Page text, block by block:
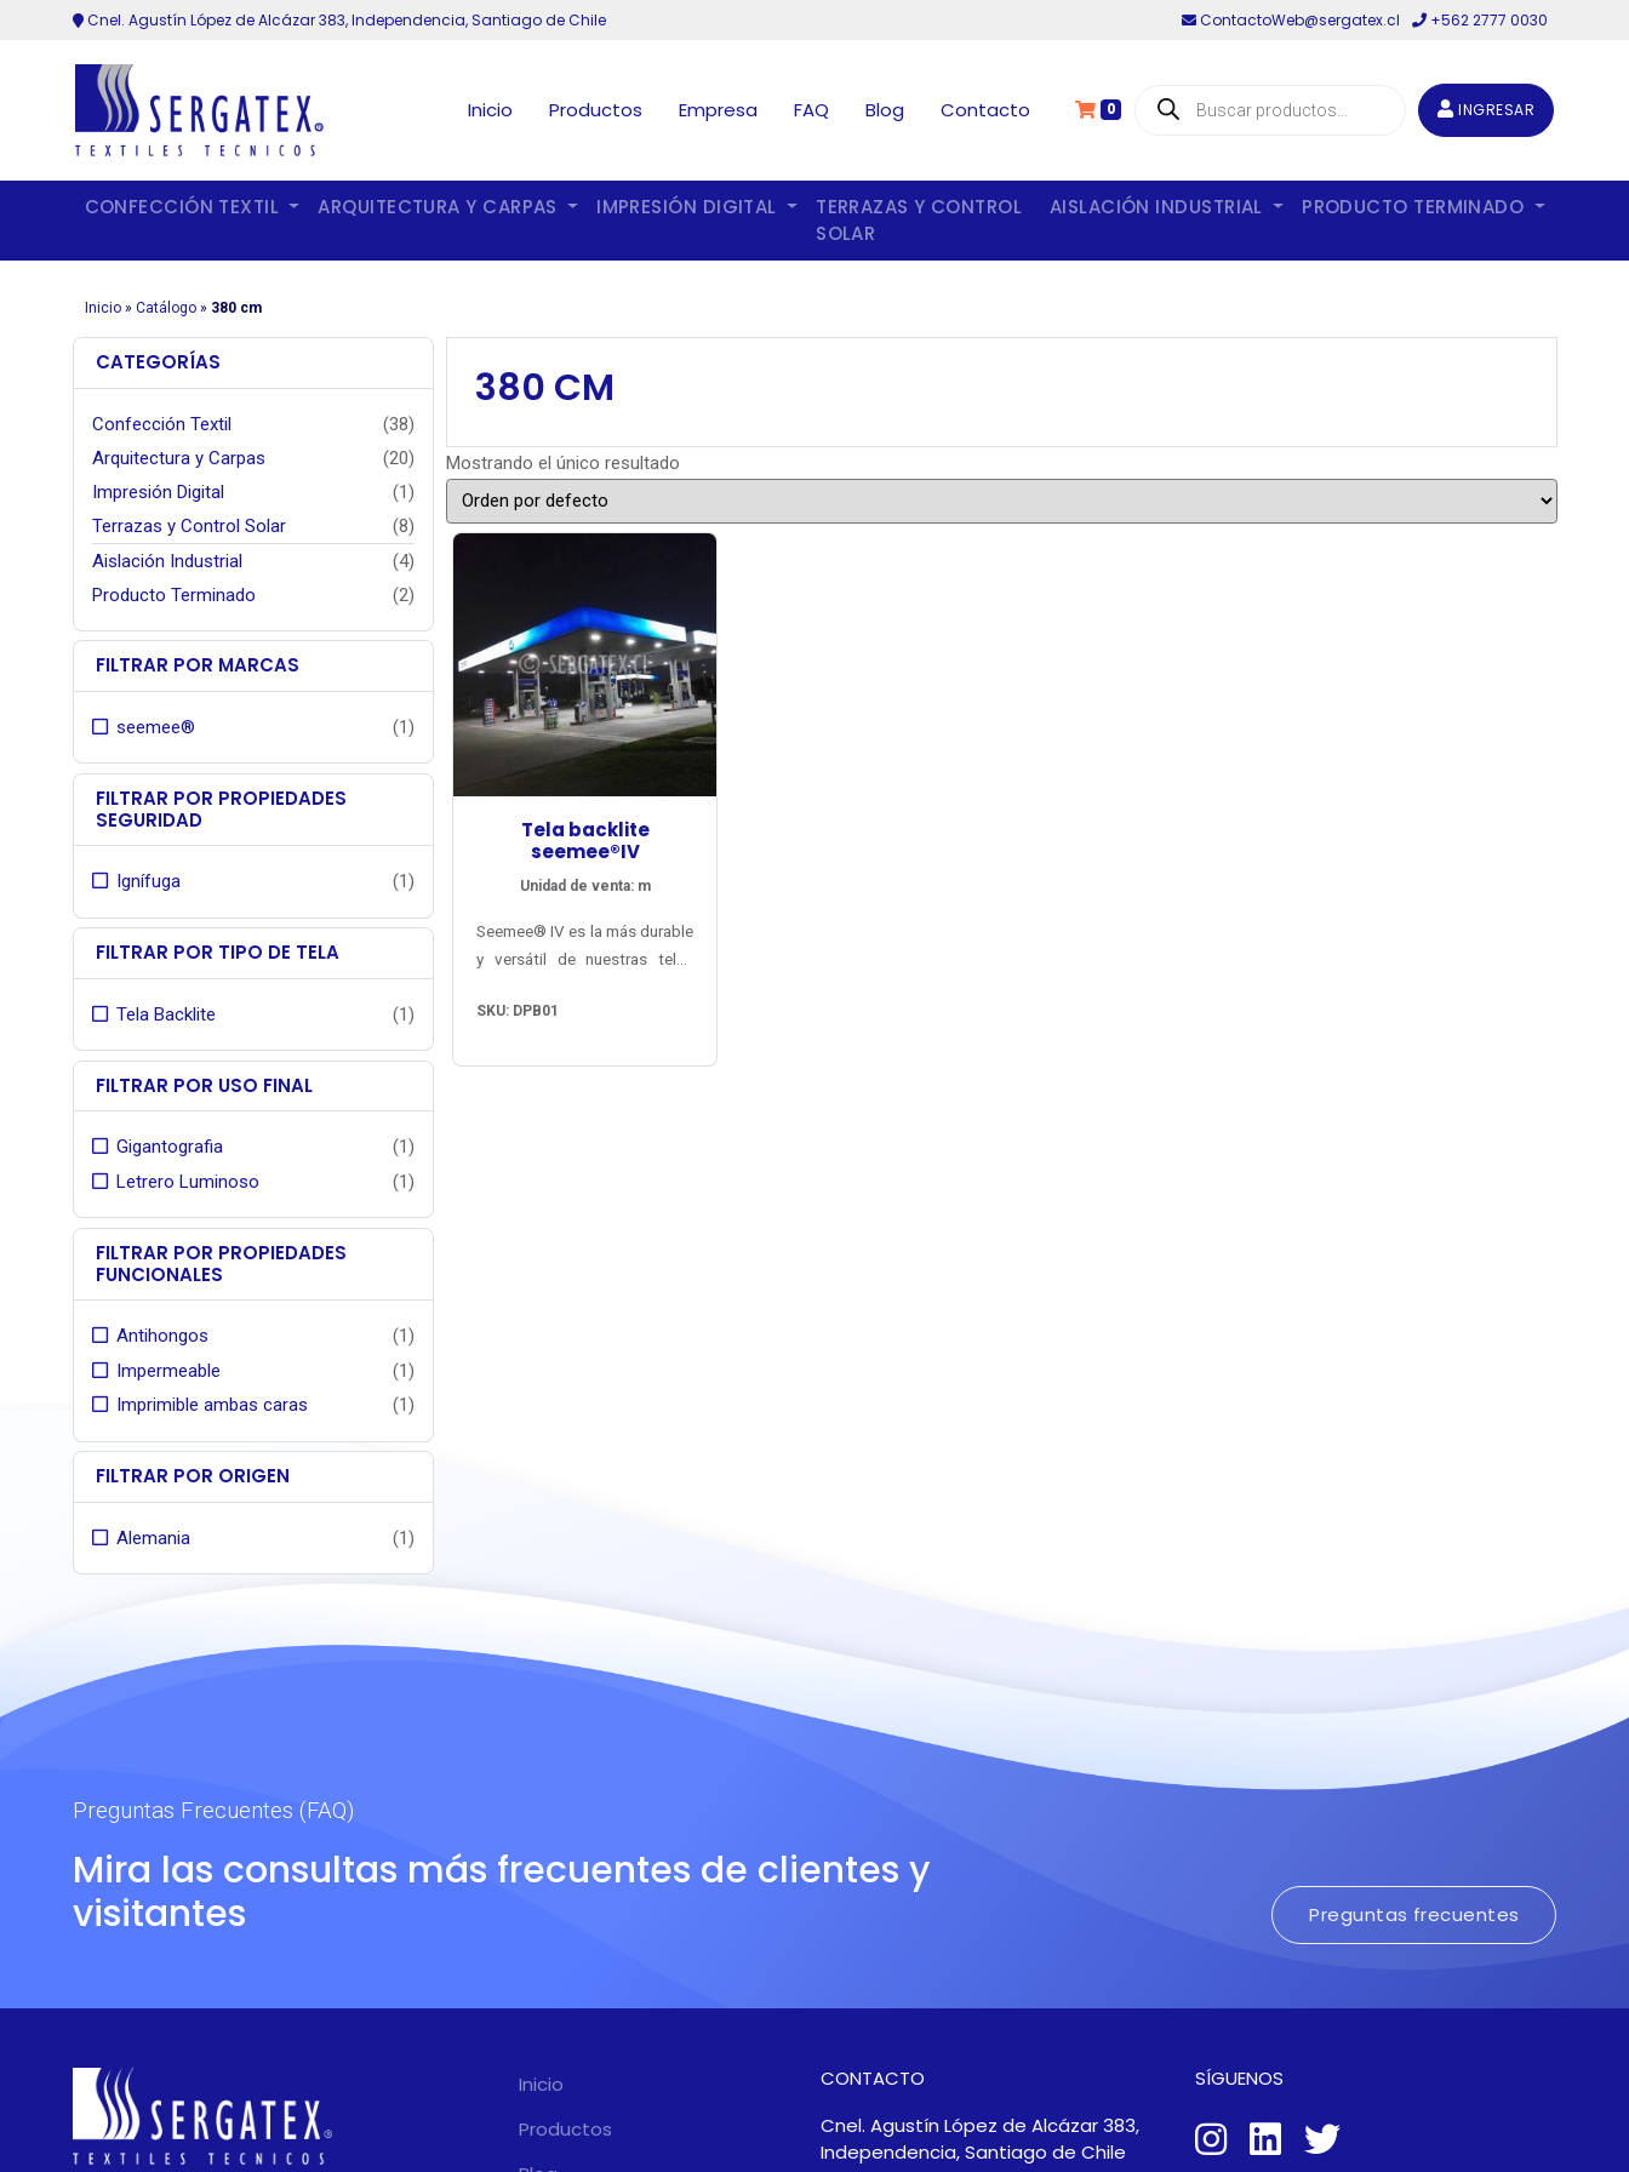
Cnel. Agustín López de Alcázar 383, Independencia, Santiago de Chile ContactoWeb@sergatex.cl +562 2777 0030
Inicio Productos Empresa FAQ Blog Contacto 0
Búsqueda
de INGRESAR
CONFECCIÓN TEXTIL ARQUITECTURA Y CARPAS IMPRESIÓN DIGITAL
TERRAZAS Y CONTROL
SOLAR
AISLACIÓN INDUSTRIAL PRODUCTO TERMINADO
Inicio» Catálogo» 380 cm
CATEGORÍAS
Confección Textil
(38)
Arquitectura y Carpas
(20)
Impresión Digital
(1)
Terrazas y Control Solar
(8)
Aislación Industrial
(4)
Producto Terminado
(2)
FILTRAR POR MARCAS
seemee® (1)
FILTRAR POR PROPIEDADES
SEGURIDAD
Ignífuga (1)
FILTRAR POR TIPO DE TELA
Tela Backlite (1)
FILTRAR POR USO FINAL
Gigantografia
(1)
Letrero Luminoso
(1)
FILTRAR POR PROPIEDADES
FUNCIONALES
Antihongos
(1)
Impermeable
(1)
Imprimible ambas caras
(1)
FILTRAR POR ORIGEN
Alemania (1)
380 CM
Mostrando el único resultado
Tela backlite
seemee®IV
Unidad de venta: m
Seemee® IV es la más durable
y versátil de nuestras telas
intemperie, desarrollada a
técnico con que Verseidag-
SKU: DPB01
Preguntas Frecuentes (FAQ)
Mira las consultas más frecuentes de clientes y
visitantes
Preguntas frecuentes
Inicio
Productos
CONTACTO
Cnel. Agustín López de Alcázar 383,
Independencia, Santiago de Chile
SÍGUENOS